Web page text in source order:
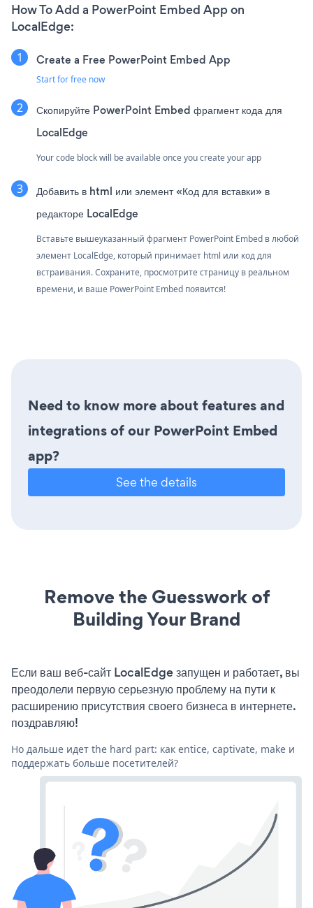
How To Add a PowerPoint Embed App on
LocalEdge:
Create a Free PowerPoint Embed App
Start for free now
Скопируйте PowerPoint Embed фрагмент кода для
LocalEdge
Your code block will be available once you create your app
Добавить в html или элемент «Код для вставки» в
редакторе LocalEdge
Вставьте вышеуказанный фрагмент PowerPoint Embed в любой
элемент LocalEdge, который принимает html или код для
встраивания. Сохраните, просмотрите страницу в реальном
времени, и ваше PowerPoint Embed появится!
Need to know more about features and
integrations of our PowerPoint Embed
app?
See the details
Remove the Guesswork of
Building Your Brand
Если ваш веб-сайт LocalEdge запущен и работает, вы
преодолели первую серьезную проблему на пути к
расширению присутствия своего бизнеса в интернете.
поздравляю!
Но дальше идет the hard part: как entice, captivate, make и
поддержать больше посетителей?